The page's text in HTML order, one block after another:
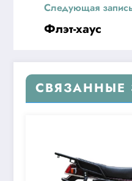
Следующая
Флэт-хаус
СВЯЗАННЫЕ